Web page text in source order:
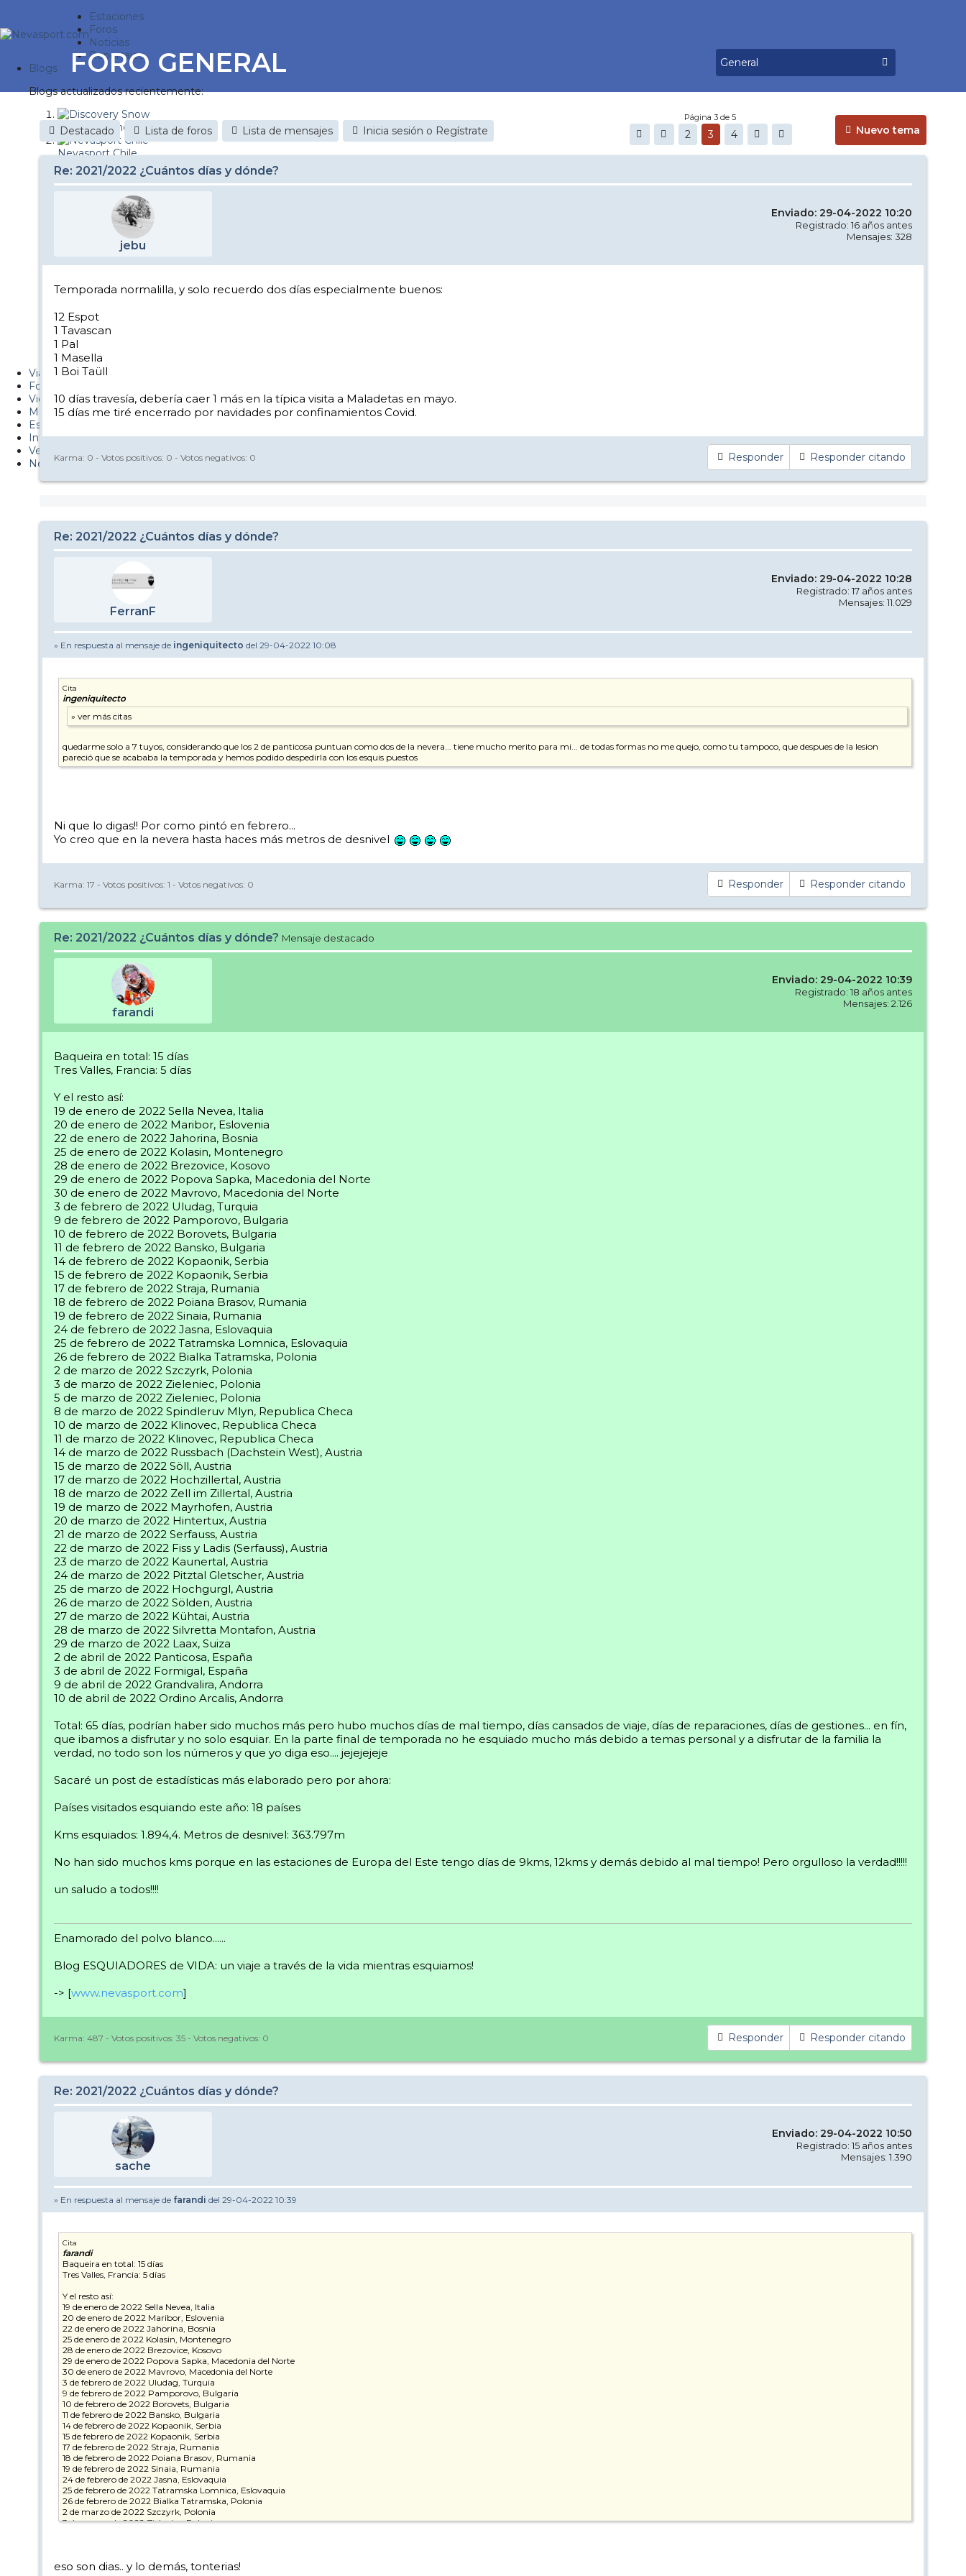
Estaciones
Foros
Noticias
Reportajes
Blogs
Blogs actualizados recientemente:
Discovery Snow
Nevasport Chile
Esquiaryviajar.com
nevasport blog
Diario de un friki
Metiendo Cantos
PUCAF - Blog
Viajes
Fotos
Videos
Material
Esquí Pro
Infonieve
Verano
Nevalog
FORO GENERAL
Nuevo tema
Destacado Lista de foros Lista de mensajes Inicia sesión o Regístrate
Página 3 de 5
2 3 4
Re: 2021/2022 ¿Cuántos días y dónde?
jebu
Enviado: 29-04-2022 10:20
Registrado: 16 años antes
Mensajes: 328
Temporada normalilla, y solo recuerdo dos días especialmente buenos:
12 Espot
1 Tavascan
1 Pal
1 Masella
1 Boi Taüll
10 días travesía, debería caer 1 más en la típica visita a Maladetas en mayo.
15 días me tiré encerrado por navidades por confinamientos Covid.
Responder Responder citando
Karma: 0 - Votos positivos: 0 - Votos negativos: 0
Re: 2021/2022 ¿Cuántos días y dónde?
FerranF
Enviado: 29-04-2022 10:28
Registrado: 17 años antes
Mensajes: 11.029
» En respuesta al mensaje de ingeniquitecto del 29-04-2022 10:08
Cita
ingeniquitecto
quedarme solo a 7 tuyos, considerando que los 2 de panticosa puntuan como dos de la nevera... tiene mucho merito para mi... de todas formas no me quejo, como tu tampoco, que despues de la lesion
pareció que se acababa la temporada y hemos podido despedirla con los esquis puestos
Ni que lo digas!! Por como pintó en febrero...
Yo creo que en la nevera hasta haces más metros de desnivel
Responder Responder citando
Karma: 17 - Votos positivos: 1 - Votos negativos: 0
Re: 2021/2022 ¿Cuántos días y dónde? Mensaje destacado
farandi
Enviado: 29-04-2022 10:39
Registrado: 18 años antes
Mensajes: 2.126
Baqueira en total: 15 días
Tres Valles, Francia: 5 días
Y el resto así:
19 de enero de 2022 Sella Nevea, Italia
20 de enero de 2022 Maribor, Eslovenia
22 de enero de 2022 Jahorina, Bosnia
25 de enero de 2022 Kolasin, Montenegro
28 de enero de 2022 Brezovice, Kosovo
29 de enero de 2022 Popova Sapka, Macedonia del Norte
30 de enero de 2022 Mavrovo, Macedonia del Norte
3 de febrero de 2022 Uludag, Turquia
9 de febrero de 2022 Pamporovo, Bulgaria
10 de febrero de 2022 Borovets, Bulgaria
11 de febrero de 2022 Bansko, Bulgaria
14 de febrero de 2022 Kopaonik, Serbia
15 de febrero de 2022 Kopaonik, Serbia
17 de febrero de 2022 Straja, Rumania
18 de febrero de 2022 Poiana Brasov, Rumania
19 de febrero de 2022 Sinaia, Rumania
24 de febrero de 2022 Jasna, Eslovaquia
25 de febrero de 2022 Tatramska Lomnica, Eslovaquia
26 de febrero de 2022 Bialka Tatramska, Polonia
2 de marzo de 2022 Szczyrk, Polonia
3 de marzo de 2022 Zieleniec, Polonia
5 de marzo de 2022 Zieleniec, Polonia
8 de marzo de 2022 Spindleruv Mlyn, Republica Checa
10 de marzo de 2022 Klinovec, Republica Checa
11 de marzo de 2022 Klinovec, Republica Checa
14 de marzo de 2022 Russbach (Dachstein West), Austria
15 de marzo de 2022 Söll, Austria
17 de marzo de 2022 Hochzillertal, Austria
18 de marzo de 2022 Zell im Zillertal, Austria
19 de marzo de 2022 Mayrhofen, Austria
20 de marzo de 2022 Hintertux, Austria
21 de marzo de 2022 Serfauss, Austria
22 de marzo de 2022 Fiss y Ladis (Serfauss), Austria
23 de marzo de 2022 Kaunertal, Austria
24 de marzo de 2022 Pitztal Gletscher, Austria
25 de marzo de 2022 Hochgurgl, Austria
26 de marzo de 2022 Sölden, Austria
27 de marzo de 2022 Kühtai, Austria
28 de marzo de 2022 Silvretta Montafon, Austria
29 de marzo de 2022 Laax, Suiza
2 de abril de 2022 Panticosa, España
3 de abril de 2022 Formigal, España
9 de abril de 2022 Grandvalira, Andorra
10 de abril de 2022 Ordino Arcalis, Andorra
Total: 65 días, podrían haber sido muchos más pero hubo muchos días de mal tiempo, días cansados de viaje, días de reparaciones, días de gestiones... en fín,
que ibamos a disfrutar y no solo esquiar. En la parte final de temporada no he esquiado mucho más debido a temas personal y a disfrutar de la familia la
verdad, no todo son los números y que yo diga eso.... jejejejeje
Sacaré un post de estadísticas más elaborado pero por ahora:
Países visitados esquiando este año: 18 países
Kms esquiados: 1.894,4. Metros de desnivel: 363.797m
No han sido muchos kms porque en las estaciones de Europa del Este tengo días de 9kms, 12kms y demás debido al mal tiempo! Pero orgulloso la verdad!!!!!
un saludo a todos!!!!
Enamorado del polvo blanco......
Blog ESQUIADORES de VIDA: un viaje a través de la vida mientras esquiamos!
-> [www.nevasport.com]
Responder Responder citando
Karma: 487 - Votos positivos: 35 - Votos negativos: 0
Re: 2021/2022 ¿Cuántos días y dónde?
sache
Enviado: 29-04-2022 10:50
Registrado: 15 años antes
Mensajes: 1.390
» En respuesta al mensaje de farandi del 29-04-2022 10:39
Cita
farandi
Baqueira en total: 15 días
Tres Valles, Francia: 5 días
Y el resto así:
19 de enero de 2022 Sella Nevea, Italia
20 de enero de 2022 Maribor, Eslovenia
22 de enero de 2022 Jahorina, Bosnia
25 de enero de 2022 Kolasin, Montenegro
28 de enero de 2022 Brezovice, Kosovo
29 de enero de 2022 Popova Sapka, Macedonia del Norte
30 de enero de 2022 Mavrovo, Macedonia del Norte
3 de febrero de 2022 Uludag, Turquia
9 de febrero de 2022 Pamporovo, Bulgaria
10 de febrero de 2022 Borovets, Bulgaria
11 de febrero de 2022 Bansko, Bulgaria
14 de febrero de 2022 Kopaonik, Serbia
15 de febrero de 2022 Kopaonik, Serbia
17 de febrero de 2022 Straja, Rumania
18 de febrero de 2022 Poiana Brasov, Rumania
19 de febrero de 2022 Sinaia, Rumania
24 de febrero de 2022 Jasna, Eslovaquia
25 de febrero de 2022 Tatramska Lomnica, Eslovaquia
26 de febrero de 2022 Bialka Tatramska, Polonia
2 de marzo de 2022 Szczyrk, Polonia
3 de marzo de 2022 Zieleniec, Polonia
11 de marzo de 2022 Klinovec, Republica Checa
eso son dias.. y lo demás, tonterias!